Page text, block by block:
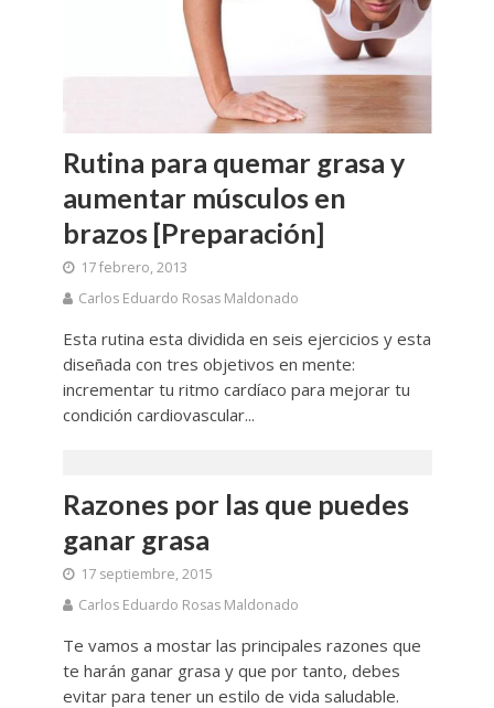
Rutina para quemar grasa y
aumentar músculos en
brazos [Preparación]
17 febrero, 2013
Carlos Eduardo Rosas Maldonado
Esta rutina esta dividida en seis ejercicios y esta
diseñada con tres objetivos en mente:
incrementar tu ritmo cardíaco para mejorar tu
condición cardiovascular...
Razones por las que puedes
ganar grasa
17 septiembre, 2015
Carlos Eduardo Rosas Maldonado
Te vamos a mostar las principales razones que
te harán ganar grasa y que por tanto, debes
evitar para tener un estilo de vida saludable.